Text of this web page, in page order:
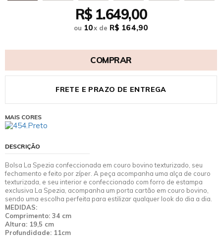
R$ 1.649,00
ou 10xde R$ 164,90
COMPRAR
FRETE E PRAZO DE ENTREGA
MAIS CORES
DESCRIÇÃO
Bolsa La Spezia confeccionada em couro bovino texturizado, seu
fechamento e feito por zíper. A peça acompanha uma alça de couro
texturizada, e seu interior e confeccionado com forro de estampa
exclusiva La Spezia, acompanha um porta cartão em couro bovino,
sendo uma escolha perfeita para estilizar qualquer look do dia a dia.
MEDIDAS:
Comprimento: 34 cm
Altura: 19,5 cm
Profundidade: 11cm